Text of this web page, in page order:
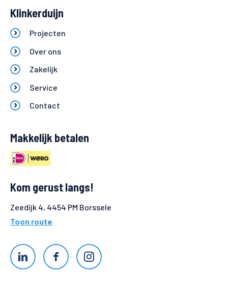
Klinkerduijn
Projecten
Over ons
Zakelijk
Service
Contact
Makkelijk betalen
Kom gerust langs!
Zeedijk 4, 4454 PM Borssele
Toon route